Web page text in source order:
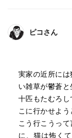
ピコさん
実家の近所に
い雑草が鬱蒼
十匹もたむろ
こに行かせよ
こう行こうっ
に、猫は怖く